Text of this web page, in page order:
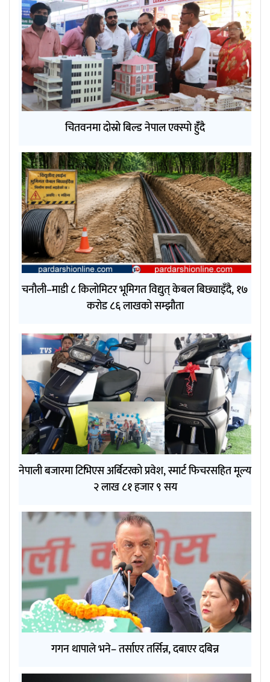
चितवनमा दोस्रो बिल्ड नेपाल एक्स्पो हुंँदै
चनौली–माडी ८ किलोमिटर भूमिगत विद्युत् केबल बिछ्याइँदै, १७
करोड ८६ लाखको सम्झौता
नेपाली बजारमा टिभिएस अर्बिटरको प्रवेश, स्मार्ट फिचरसहित मूल्य
२ लाख ८१ हजार ९ सय
गगन थापाले भने– तर्साएर तर्सिन्न, दबाएर दबिन्न